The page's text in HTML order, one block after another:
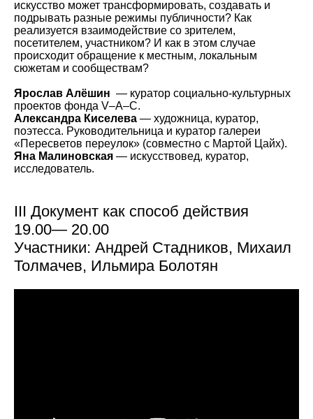
искусство может трансформировать, создавать и
подрывать разные режимы публичности? Как
реализуется взаимодействие со зрителем,
посетителем, участником? И как в этом случае
происходит обращение к местным, локальным
сюжетам и сообществам?
Ярослав Алёшин — куратор социально-культурных
проектов фонда V–A–C.
Александра Киселева — художница, куратор,
поэтесса. Руководительница и куратор галереи
«Пересветов переулок» (совместно с Мартой Цайх).
Яна Малиновская — искусствовед, куратор,
исследователь.
III Документ как способ действия
19.00— 20.00
Участники: Андрей Стадников, Михаил
Толмачев, Ильмира Болотян